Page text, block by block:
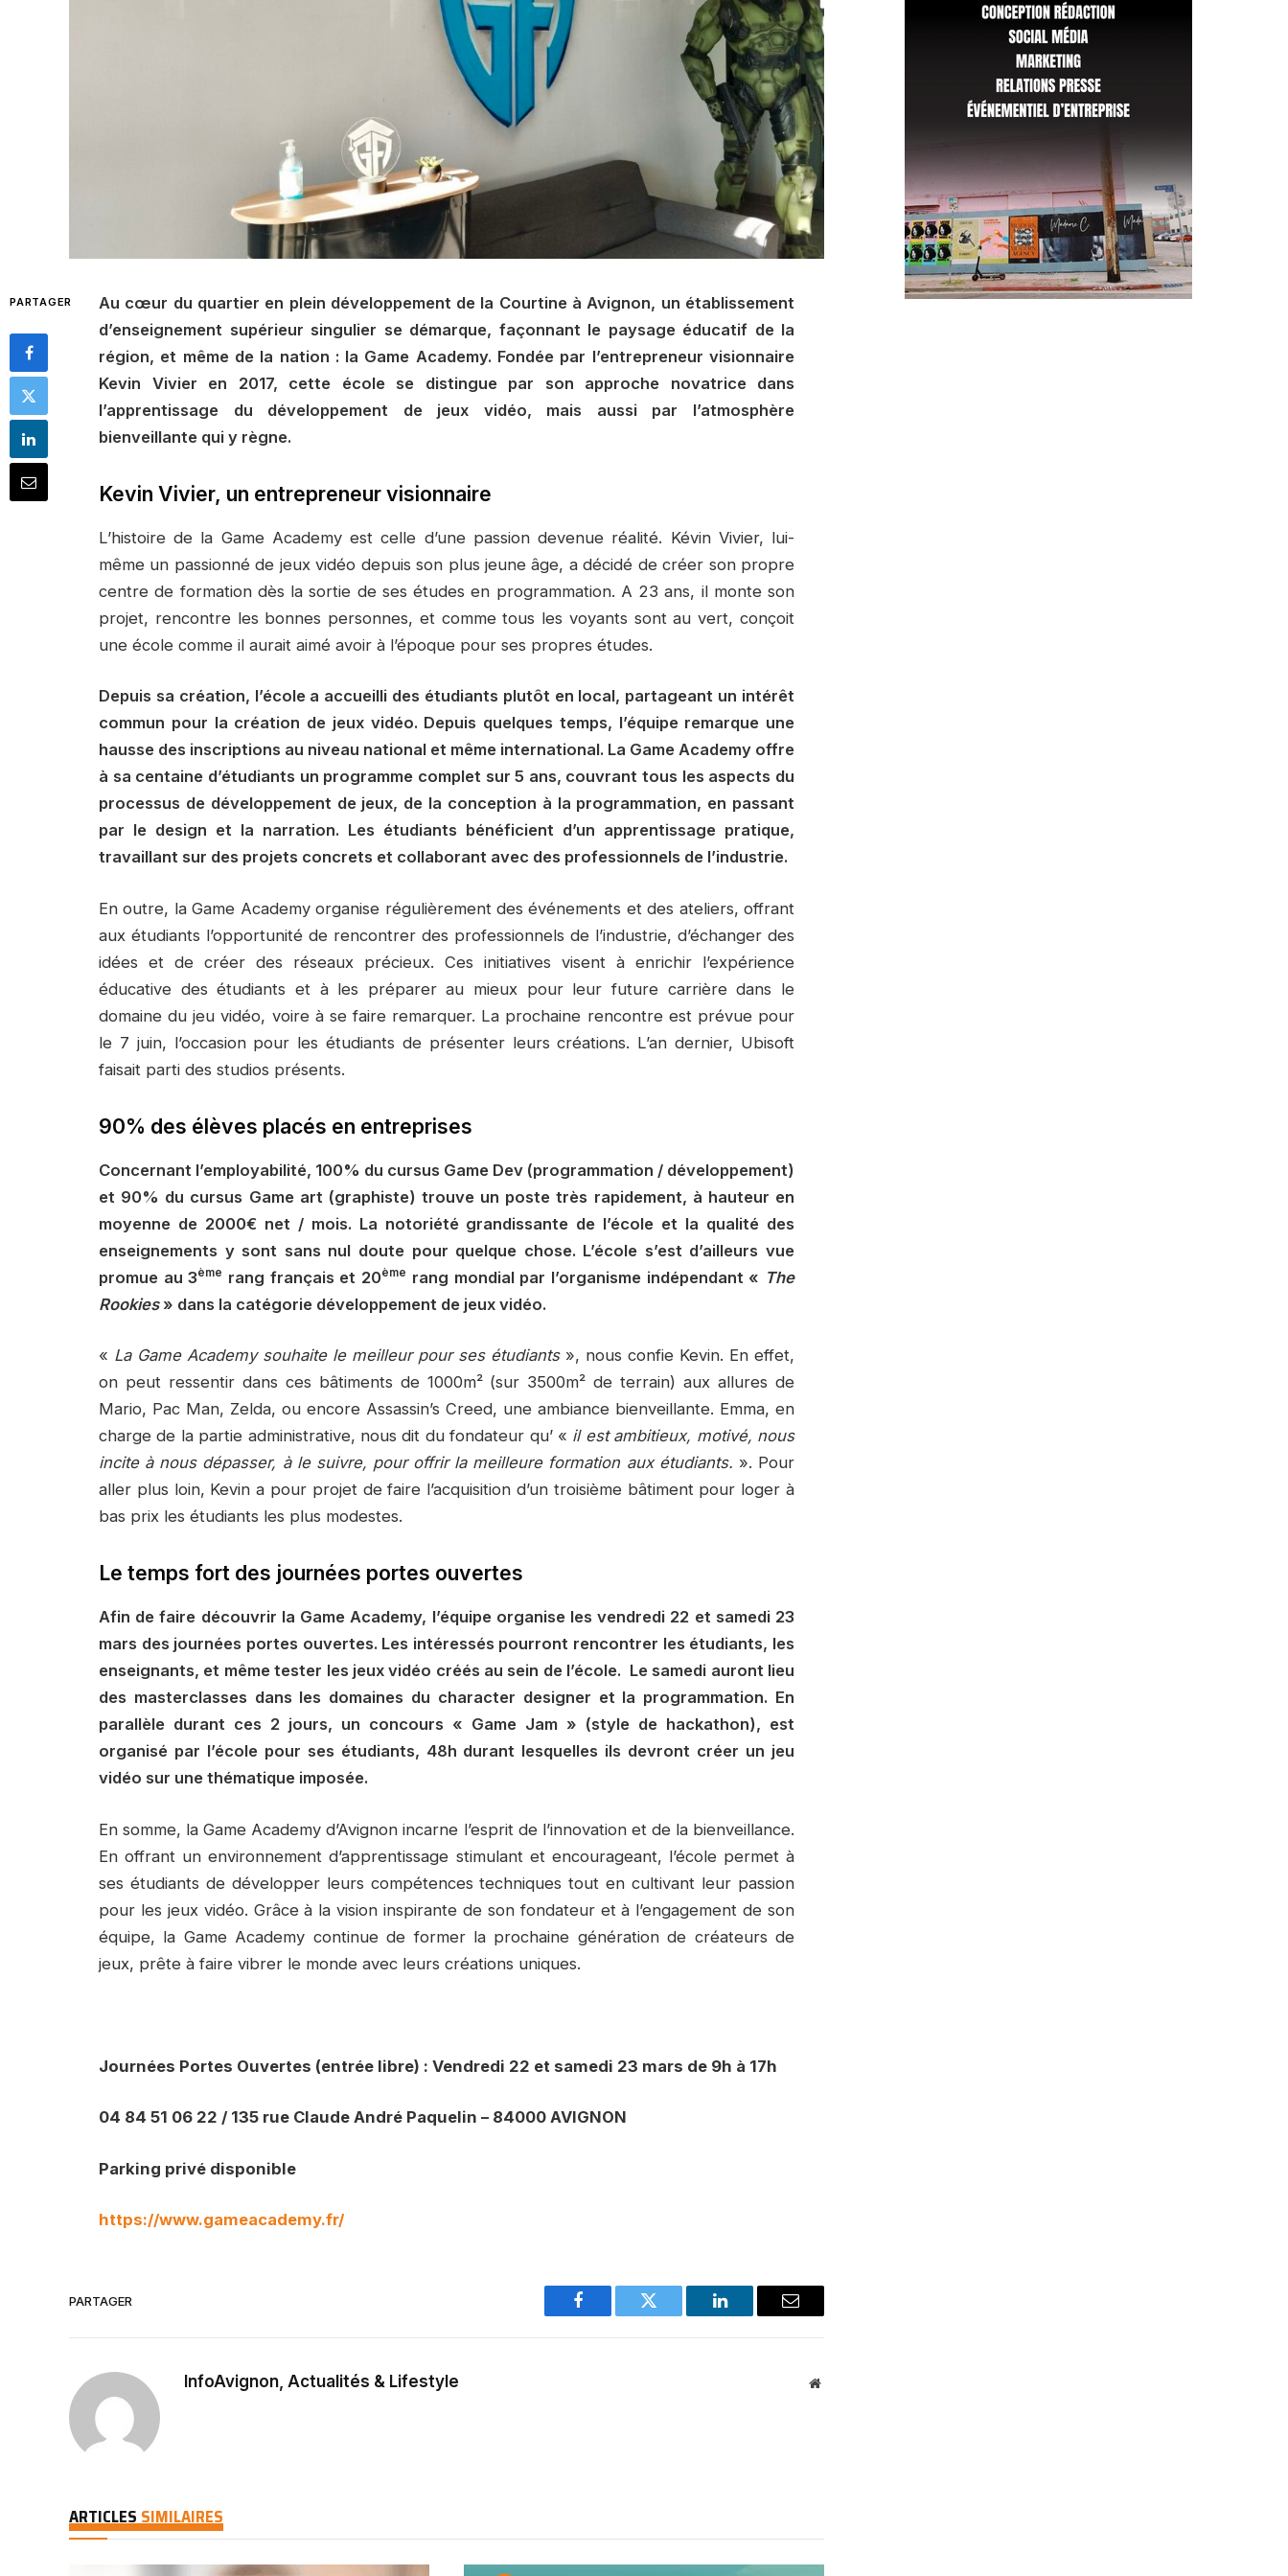
PARTAGER
Au cœur du quartier en plein développement de la Courtine à Avignon, un établissement
d’enseignement supérieur singulier se démarque, façonnant le paysage éducatif de la
région, et même de la nation : la Game Academy. Fondée par l’entrepreneur visionnaire
Kevin Vivier en 2017, cette école se distingue par son approche novatrice dans
l’apprentissage du développement de jeux vidéo, mais aussi par l’atmosphère
bienveillante qui y règne.
Kevin Vivier, un entrepreneur visionnaire
L’histoire de la Game Academy est celle d’une passion devenue réalité. Kévin Vivier, lui-
même un passionné de jeux vidéo depuis son plus jeune âge, a décidé de créer son propre
centre de formation dès la sortie de ses études en programmation. A 23 ans, il monte son
projet, rencontre les bonnes personnes, et comme tous les voyants sont au vert, conçoit
une école comme il aurait aimé avoir à l’époque pour ses propres études.
Depuis sa création, l’école a accueilli des étudiants plutôt en local, partageant un intérêt
commun pour la création de jeux vidéo. Depuis quelques temps, l’équipe remarque une
hausse des inscriptions au niveau national et même international. La Game Academy offre
à sa centaine d’étudiants un programme complet sur 5 ans, couvrant tous les aspects du
processus de développement de jeux, de la conception à la programmation, en passant
par le design et la narration. Les étudiants bénéficient d’un apprentissage pratique,
travaillant sur des projets concrets et collaborant avec des professionnels de l’industrie.
En outre, la Game Academy organise régulièrement des événements et des ateliers, offrant
aux étudiants l’opportunité de rencontrer des professionnels de l’industrie, d’échanger des
idées et de créer des réseaux précieux. Ces initiatives visent à enrichir l’expérience
éducative des étudiants et à les préparer au mieux pour leur future carrière dans le
domaine du jeu vidéo, voire à se faire remarquer. La prochaine rencontre est prévue pour
le 7 juin, l’occasion pour les étudiants de présenter leurs créations. L’an dernier, Ubisoft
faisait parti des studios présents.
90% des élèves placés en entreprises
Concernant l’employabilité, 100% du cursus Game Dev (programmation / développement)
et 90% du cursus Game art (graphiste) trouve un poste très rapidement, à hauteur en
moyenne de 2000€ net / mois. La notoriété grandissante de l’école et la qualité des
enseignements y sont sans nul doute pour quelque chose. L’école s’est d’ailleurs vue
promue au 3ème rang français et 20ème rang mondial par l’organisme indépendant « The
Rookies» dans la catégorie développement de jeux vidéo.
« La Game Academy souhaite le meilleur pour ses étudiants», nous confie Kevin. En effet,
on peut ressentir dans ces bâtiments de 1000m² (sur 3500m² de terrain) aux allures de
Mario, Pac Man, Zelda, ou encore Assassin’s Creed, une ambiance bienveillante. Emma, en
charge de la partie administrative, nous dit du fondateur qu’ « il est ambitieux, motivé, nous
incite à nous dépasser, à le suivre, pour offrir la meilleure formation aux étudiants. ». Pour
aller plus loin, Kevin a pour projet de faire l’acquisition d’un troisième bâtiment pour loger à
bas prix les étudiants les plus modestes.
Le temps fort des journées portes ouvertes
Afin de faire découvrir la Game Academy, l’équipe organise les vendredi 22 et samedi 23
mars des journées portes ouvertes. Les intéressés pourront rencontrer les étudiants, les
enseignants, et même tester les jeux vidéo créés au sein de l’école. Le samedi auront lieu
des masterclasses dans les domaines du character designer et la programmation. En
parallèle durant ces 2 jours, un concours « Game Jam » (style de hackathon), est
organisé par l’école pour ses étudiants, 48h durant lesquelles ils devront créer un jeu
vidéo sur une thématique imposée.
En somme, la Game Academy d’Avignon incarne l’esprit de l’innovation et de la bienveillance.
En offrant un environnement d’apprentissage stimulant et encourageant, l’école permet à
ses étudiants de développer leurs compétences techniques tout en cultivant leur passion
pour les jeux vidéo. Grâce à la vision inspirante de son fondateur et à l’engagement de son
équipe, la Game Academy continue de former la prochaine génération de créateurs de
jeux, prête à faire vibrer le monde avec leurs créations uniques.
Journées Portes Ouvertes (entrée libre) : Vendredi 22 et samedi 23 mars de 9h à 17h
04 84 51 06 22 / 135 rue Claude André Paquelin – 84000 AVIGNON
Parking privé disponible
https://www.gameacademy.fr/
PARTAGER
Facebook Twitter LinkedIn Email
InfoAvignon, Actualités & Lifestyle Website
ARTICLESSIMILAIRES